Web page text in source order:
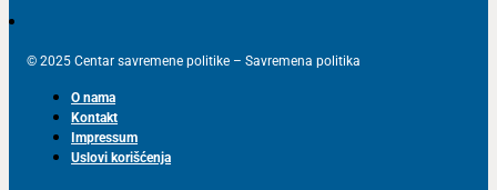
© 2025 Centar savremene politike – Savremena politika
O nama
Kontakt
Impressum
Uslovi korišćenja